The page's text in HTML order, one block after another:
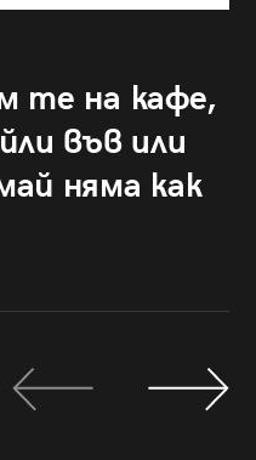
те на кафе,
във или
няма как